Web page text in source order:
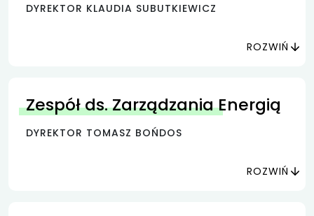
DYREKTOR KLAUDIA SUBUTKIEWICZ
ROZWIŃ
Zespół ds. Zarządzania Energią
DYREKTOR TOMASZ BOŃDOS
ROZWIŃ